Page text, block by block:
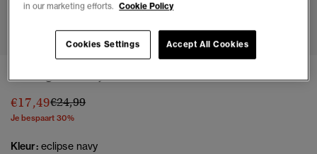
2 3 4
€17,49Prijs verlaagd van
€24,99naar
Je bespaart 30%
Kleur: eclipse navy
in our marketing efforts. Cookie Policy
Cookies Settings Accept All Cookies